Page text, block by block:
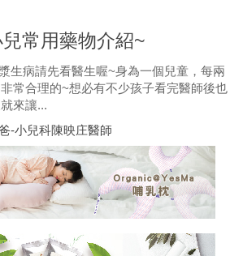
常用藥物介紹~
生病請先看醫生喔~身為一個兒童，每兩
常合理的~想必有不少孩子看完醫師後也
來讓...
-小兒科陳映庄醫師